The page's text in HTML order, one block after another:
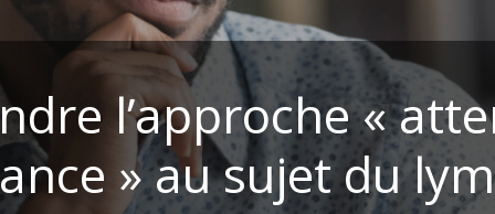
l’approche «
» au sujet du